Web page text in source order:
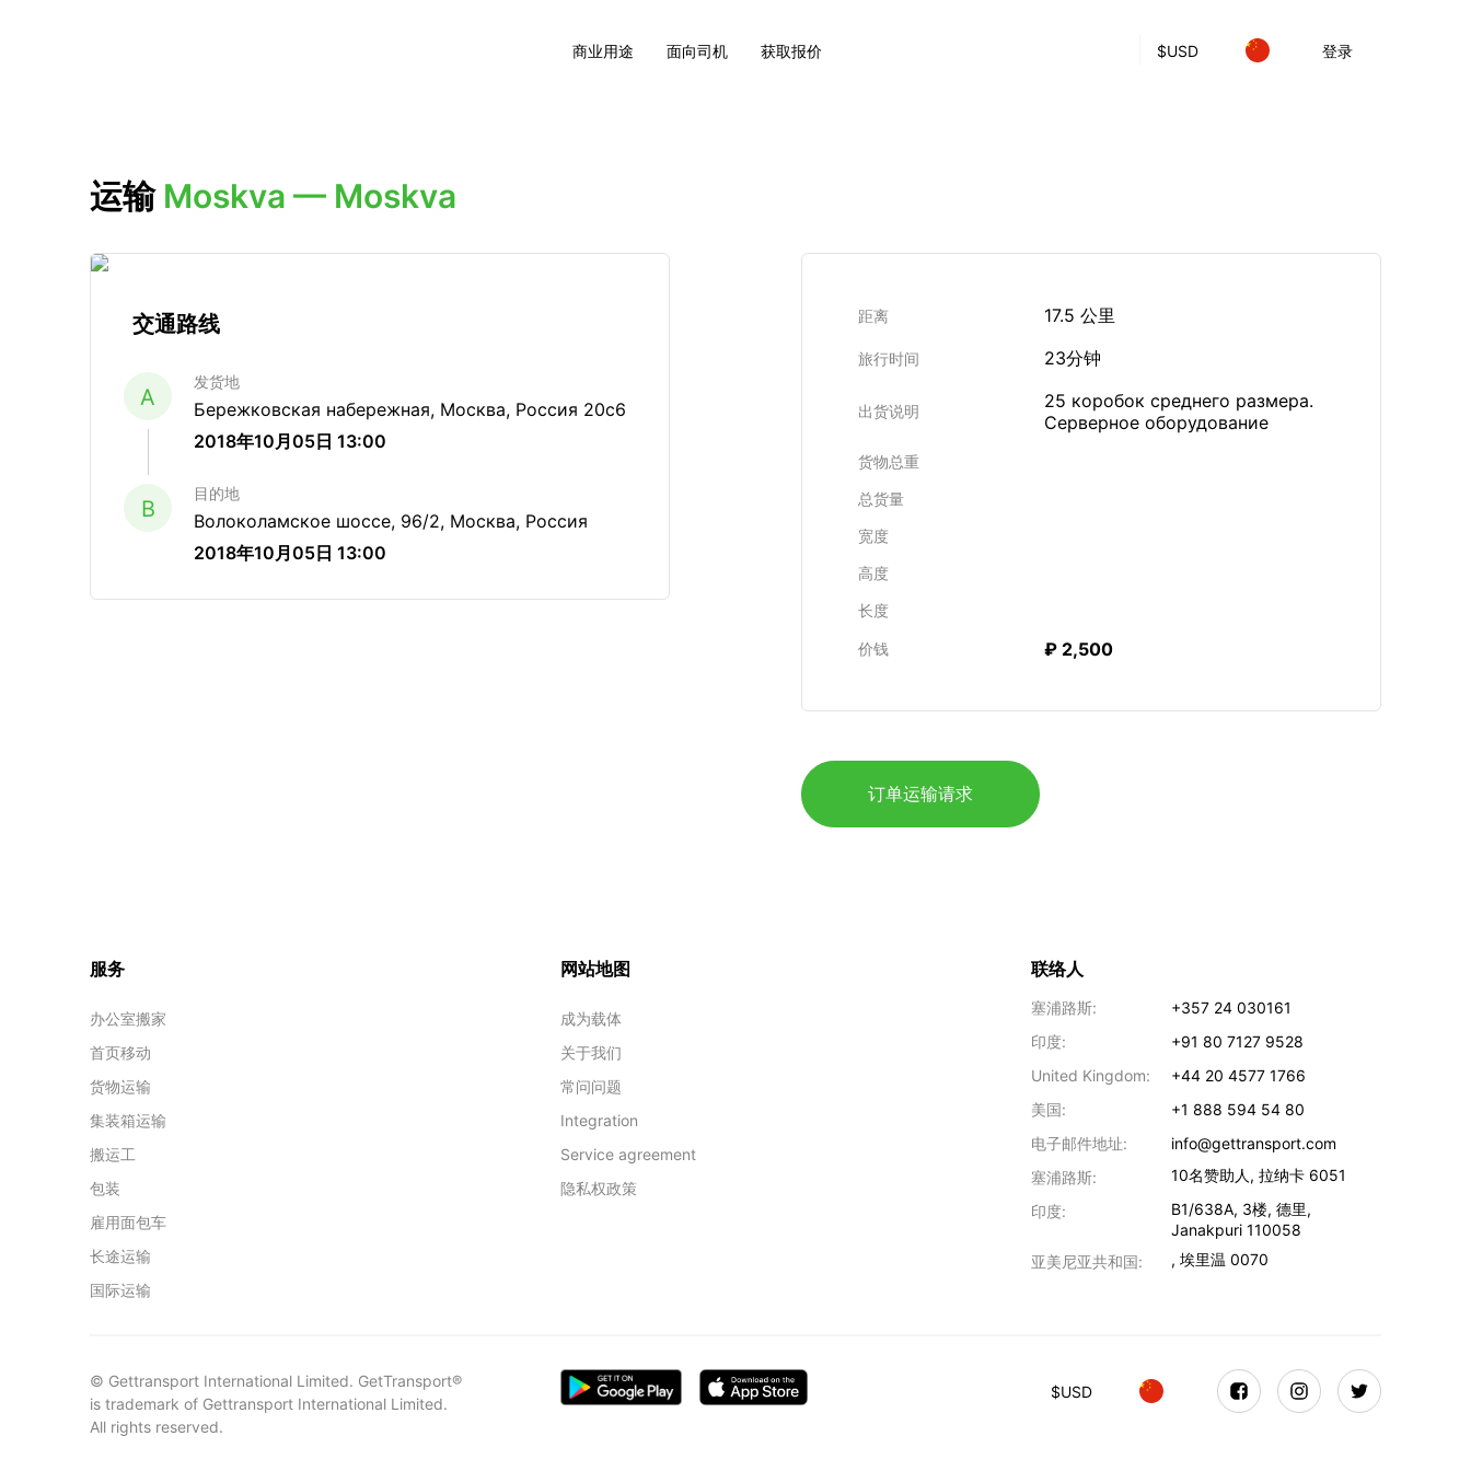
$USD 登录
商业用途 面向司机 获取报价
运输 Moskva — Moskva
交通路线
A
发货地
Бережковская набережная, Москва, Россия 20с6
2018年10月05日 13:00
B
目的地
Волоколамское шоссе, 96/2, Москва, Россия
2018年10月05日 13:00
距离 17.5 公里
旅行时间 23分钟
出货说明
25 коробок среднего размера.
Серверное оборудование
货物总重
总货量
宽度
高度
长度
价钱 ₽ 2,500
订单运输请求
服务
办公室搬家
首页移动
货物运输
集装箱运输
搬运工
包装
雇用面包车
长途运输
国际运输
网站地图
成为载体
关于我们
常问问题
Integration
Service agreement
隐私权政策
联络人
塞浦路斯:
+357 24 030161
印度:
+91 80 7127 9528
United Kingdom:
+44 20 4577 1766
美国:
+1 888 594 54 80
电子邮件地址:
info@gettransport.com
塞浦路斯:
10名赞助人 , 拉纳卡 6051
印度:
B1/638A, 3楼, 德里,
Janakpuri 110058
亚美尼亚共和国:
, 埃里温 0070
© Gettransport International Limited. GetTransport®
is trademark of Gettransport International Limited.
All rights reserved.
$USD